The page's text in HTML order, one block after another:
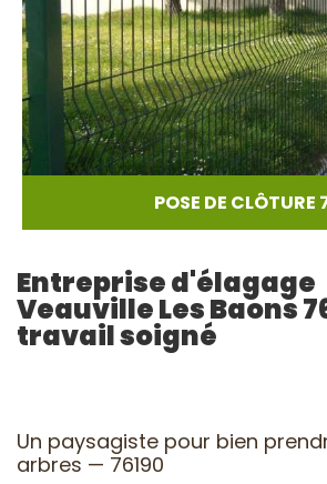
POSE DE CLÔTURE
Entreprise d'élagage
Veauville Les Baons
travail soigné
Un paysagiste pour bien
arbres — 76190